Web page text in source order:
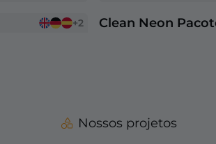
+2
Nossos projetos